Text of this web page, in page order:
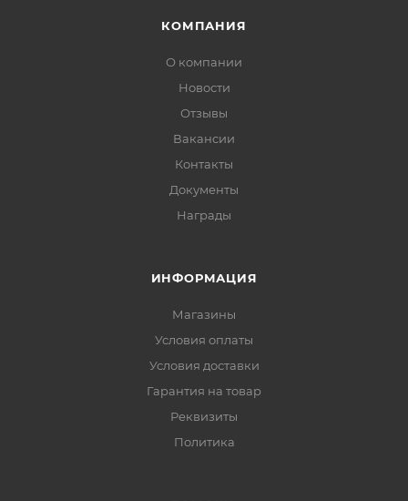
КОМПАНИЯ
О компании
Новости
Отзывы
Вакансии
Контакты
Документы
Награды
ИНФОРМАЦИЯ
Магазины
Условия оплаты
Условия доставки
Гарантия на товар
Реквизиты
Политика